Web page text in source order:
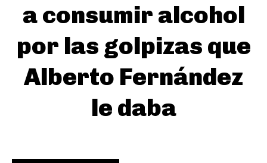
a consumir alcohol
por las golpizas que
Alberto Fernández
le daba